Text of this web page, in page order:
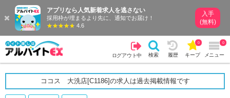
アプリなら人気新着求人を逃さない
採用枠が埋まるより先に、通知でお届け！
4.6
入手
(無料)
ログアウト中 検索 履歴 キープ
0
メニュー
0
ココス 大洗店[C1186]の求人は過去掲載情報です